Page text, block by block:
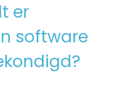
er
software